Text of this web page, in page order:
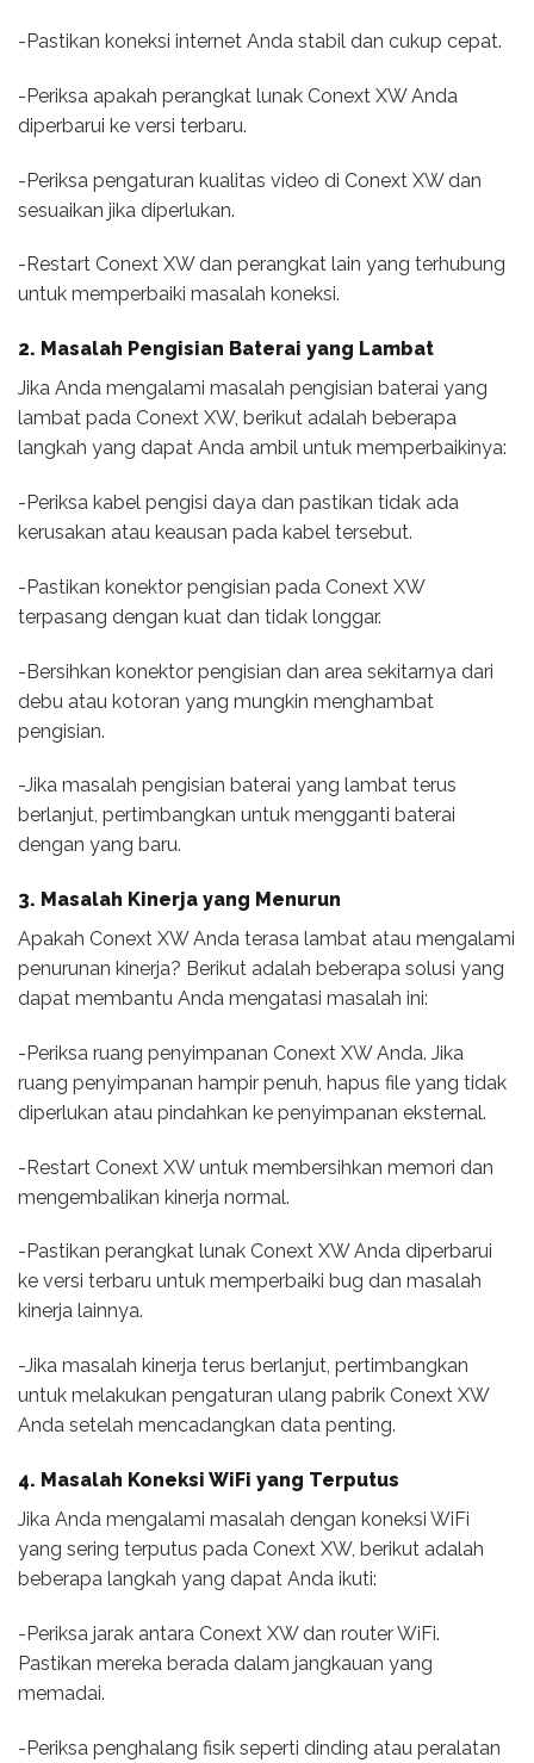
-Pastikan koneksi internet Anda stabil dan cukup cepat.
-Periksa apakah perangkat lunak Conext XW Anda
diperbarui ke versi terbaru.
-Periksa pengaturan kualitas video di Conext XW dan
sesuaikan jika diperlukan.
-Restart Conext XW dan perangkat lain yang terhubung
untuk memperbaiki masalah koneksi.
2. Masalah Pengisian Baterai yang Lambat
Jika Anda mengalami masalah pengisian baterai yang
lambat pada Conext XW, berikut adalah beberapa
langkah yang dapat Anda ambil untuk memperbaikinya:
-Periksa kabel pengisi daya dan pastikan tidak ada
kerusakan atau keausan pada kabel tersebut.
-Pastikan konektor pengisian pada Conext XW
terpasang dengan kuat dan tidak longgar.
-Bersihkan konektor pengisian dan area sekitarnya dari
debu atau kotoran yang mungkin menghambat
pengisian.
-Jika masalah pengisian baterai yang lambat terus
berlanjut, pertimbangkan untuk mengganti baterai
dengan yang baru.
3. Masalah Kinerja yang Menurun
Apakah Conext XW Anda terasa lambat atau mengalami
penurunan kinerja? Berikut adalah beberapa solusi yang
dapat membantu Anda mengatasi masalah ini:
-Periksa ruang penyimpanan Conext XW Anda. Jika
ruang penyimpanan hampir penuh, hapus file yang tidak
diperlukan atau pindahkan ke penyimpanan eksternal.
-Restart Conext XW untuk membersihkan memori dan
mengembalikan kinerja normal.
-Pastikan perangkat lunak Conext XW Anda diperbarui
ke versi terbaru untuk memperbaiki bug dan masalah
kinerja lainnya.
-Jika masalah kinerja terus berlanjut, pertimbangkan
untuk melakukan pengaturan ulang pabrik Conext XW
Anda setelah mencadangkan data penting.
4. Masalah Koneksi WiFi yang Terputus
Jika Anda mengalami masalah dengan koneksi WiFi
yang sering terputus pada Conext XW, berikut adalah
beberapa langkah yang dapat Anda ikuti:
-Periksa jarak antara Conext XW dan router WiFi.
Pastikan mereka berada dalam jangkauan yang
memadai.
-Periksa penghalang fisik seperti dinding atau peralatan